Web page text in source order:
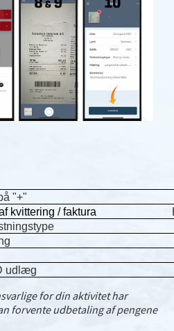
"+"
kvittering / faktura
udlæg
for din aktivitet har
forvente udbetaling af pengene